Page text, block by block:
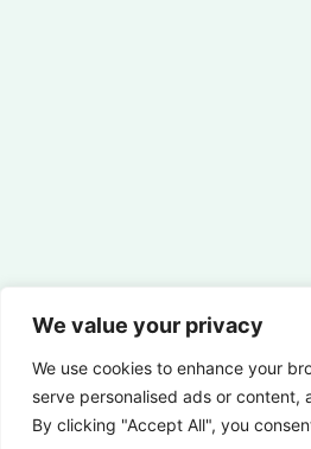
We value your privacy
We use cookies to enhance your
serve personalised ads or content,
By clicking "Accept All", you